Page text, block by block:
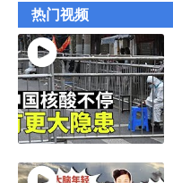
热门视频